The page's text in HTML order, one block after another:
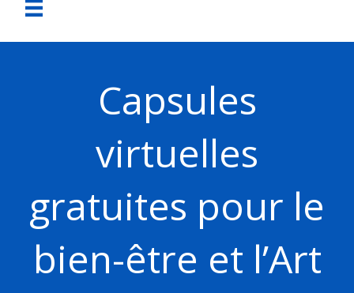
Capsules
virtuelles
gratuites pour le
bien-être et l’Art